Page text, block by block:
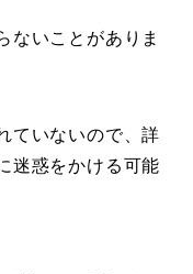
ないことがありま
ていないので、詳
迷惑をかける可能